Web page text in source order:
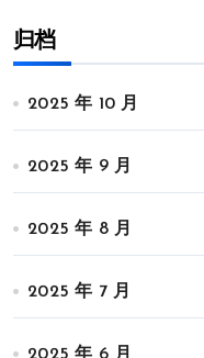
归档
2025 年 10 月
2025 年 9 月
2025 年 8 月
2025 年 7 月
2025 年 6 月